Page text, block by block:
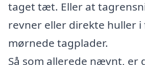
taget tæt. Eller at
revner eller direkte huller i
mørnede tagplader.
Så som allerede nævnt, er